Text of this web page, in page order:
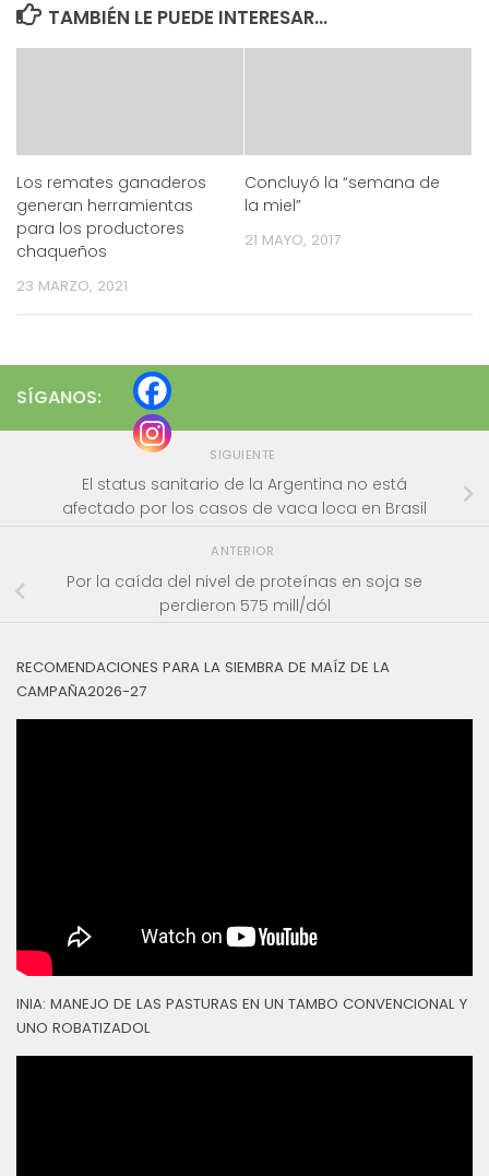
TAMBIÉN LE PUEDE INTERESAR...
Los remates ganaderos
generan herramientas
para los productores
chaqueños
23 MARZO, 2021
Concluyó la “semana de
la miel”
21 MAYO, 2017
SÍGANOS:
SIGUIENTE
El status sanitario de la Argentina no está
afectado por los casos de vaca loca en Brasil
ANTERIOR
Por la caída del nivel de proteínas en soja se
perdieron 575 mill/dól
RECOMENDACIONES PARA LA SIEMBRA DE MAÍZ DE LA
CAMPAÑA2026-27
INIA: MANEJO DE LAS PASTURAS EN UN TAMBO CONVENCIONAL Y
UNO ROBATIZADOL